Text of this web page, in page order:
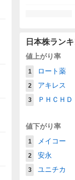
日本株ラン
値上がり率
1 ロート薬
2
アキレス
3
ＰＨＣＨＤ
値下がり率
1 メイコー
2
安永
3
ユニチカ